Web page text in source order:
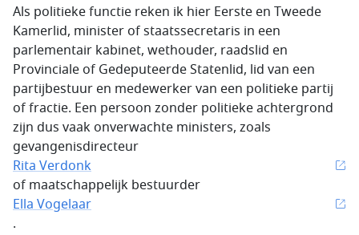
Als politieke functie reken ik hier Eerste en Tweede
Kamerlid, minister of staatssecretaris in een
parlementair kabinet, wethouder, raadslid en
Provinciale of Gedeputeerde Statenlid, lid van een
partijbestuur en medewerker van een politieke partij
of fractie. Een persoon zonder politieke achtergrond
zijn dus vaak onverwachte ministers, zoals
gevangenisdirecteur
Rita Verdonk
of maatschappelijk bestuurder
Ella Vogelaar
.